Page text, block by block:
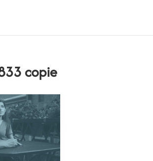
copie